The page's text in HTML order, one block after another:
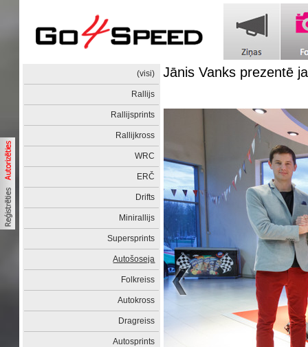
(visi)
Rallijs
Rallijsprints
Rallijkross
WRC
ERČ
Drifts
Minirallijs
Supersprints
Autošoseja
Folkreiss
Autokross
Dragreiss
Autosprints
Jānis Vanks prezentē